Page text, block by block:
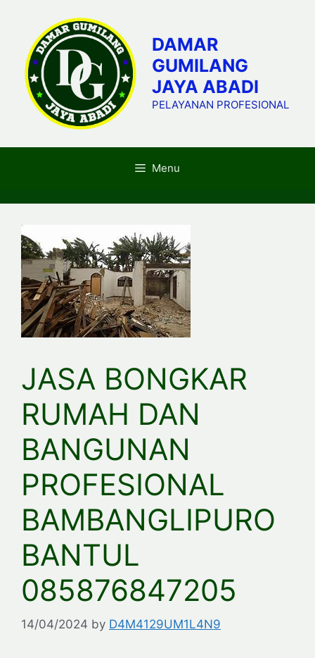
content
DAMAR
GUMILANG
JAYA ABADI
PELAYANAN PROFESIONAL
Menu
JASA BONGKAR
RUMAH DAN
BANGUNAN
PROFESIONAL
BAMBANGLIPURO
BANTUL
085876847205
14/04/2024 by D4M4129UM1L4N9